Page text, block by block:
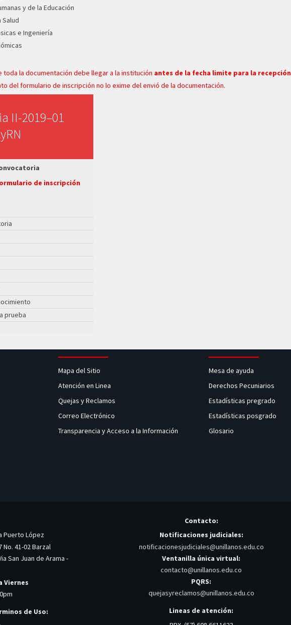
y de la Educación
Salud
e Ingeniería
la documentación debe llegar a la institución antes de la fecha limite para la
del formulario de inscripción no lo exime del envió de la documentación.
II-2019–01
de inscripción
prueba
Mapa del Sitio
Atención en Linea
Quejas y Reclamos
Correo Electrónico
Transparencia y Acceso a la Información
Mesa de ayuda
Derechos Pecuniarios
Estadísticas pregrado
Estadísticas posgrado
Glosario
Puerto López
No. 41-02 Barzal
San Juan de Arama -
Viernes
de Uso:
Contacto:
Notificaciones judiciales:
notificacionesjudiciales@unillanos.edu.co
Ventanilla única virtual:
contacto@unillanos.edu.co
PQRS:
quejasyreclamos@unillanos.edu.co
Lineas de atención: